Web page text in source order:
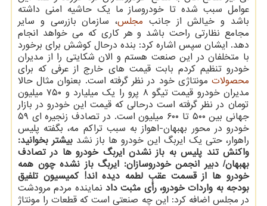
عوامل سبب شده تا خودروساز ما یک حاشیه امنی داشته
باشد و خیالش از جانب مجلس، سازمان بازرسی و سایر
مجامع نظارتی راحت باشد و هر کاری که می خواهد انجام
دهد. ایشان سپس اشاره کرد: بنده درحال کوشش برای برخورد
با متخلفان در این صنعت هستم و الان شکایتی را از مدیران
خودرو تنظیم کردم بابت قیمت های خارج از عرفی که برای
محصولات مونتاژی خود در نظر گرفته است. بعنوان مثال حالا
مدیران خودرو قیمت تیگو ۸ پرو را یک میلیارد و ۷۵۰ میلیون
تومان در نظر گرفته است درحالی که قیمت این خودرو در بازار
جهانی بین ۵۰۰ تا ۶۰۰ میلیون است. در تصادف زنجیره ای ۵۹
خودرو در محور بهبهان-اهواز به سبب تراکم مه، بگفته پلیس
راهوار، حتی یک ایربگ این خودرو ها باز نشد بیشتر بخوانید:
واکنش تند پلیس به باز نشدن ایربگ خودرو ها در تصادف
بهبهان/ دبیر انجمن خودروسازان: ایربگ باز نشده چون همه
خودرو ها از قسمت عقب لطمه دیده اند! کمیسیون تلفیق
بودجه به واردات خودرو، رأی مثبت داد نماینده مردم مرودشت
در مجلس اضافه کرد: این چه صنعتی است که قطعات را مونتاژ